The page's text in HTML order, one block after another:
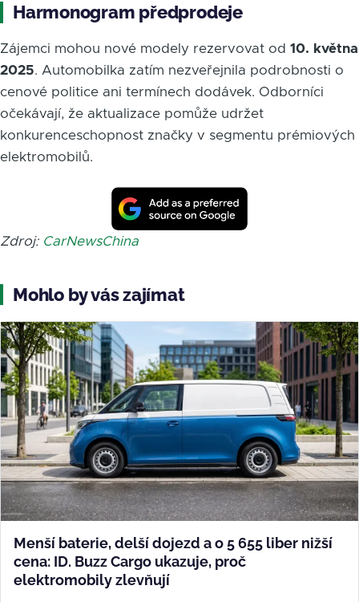
Harmonogram předprodeje
Zájemci mohou nové modely rezervovat od 10. května
2025. Automobilka zatím nezveřejnila podrobnosti o
cenové politice ani termínech dodávek. Odborníci
očekávají, že aktualizace pomůže udržet
konkurenceschopnost značky v segmentu prémiových
elektromobilů.
Zdroj: CarNewsChina
Mohlo by vás zajímat
Menší baterie, delší dojezd a o 5 655 liber nižší
cena: ID. Buzz Cargo ukazuje, proč
elektromobily zlevňují